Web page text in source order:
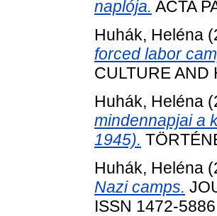
naplója. ACTA
Huhák, Heléna
forced labor
CULTURE AND
Huhák, Heléna
mindennapjai a
1945).
Huhák, Heléna
Nazi camps.
ISSN 1472-5886